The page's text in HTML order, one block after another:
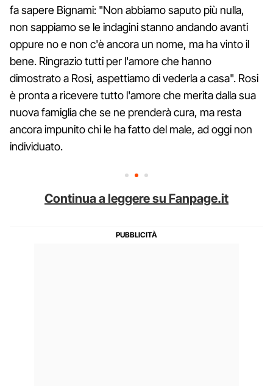
fa sapere Bignami: "Non abbiamo saputo più nulla,
non sappiamo se le indagini stanno andando avanti
oppure no e non c'è ancora un nome, ma ha vinto il
bene. Ringrazio tutti per l'amore che hanno
dimostrato a Rosi, aspettiamo di vederla a casa". Rosi
è pronta a ricevere tutto l'amore che merita dalla sua
nuova famiglia che se ne prenderà cura, ma resta
ancora impunito chi le ha fatto del male, ad oggi non
individuato.
Continua a leggere su Fanpage.it